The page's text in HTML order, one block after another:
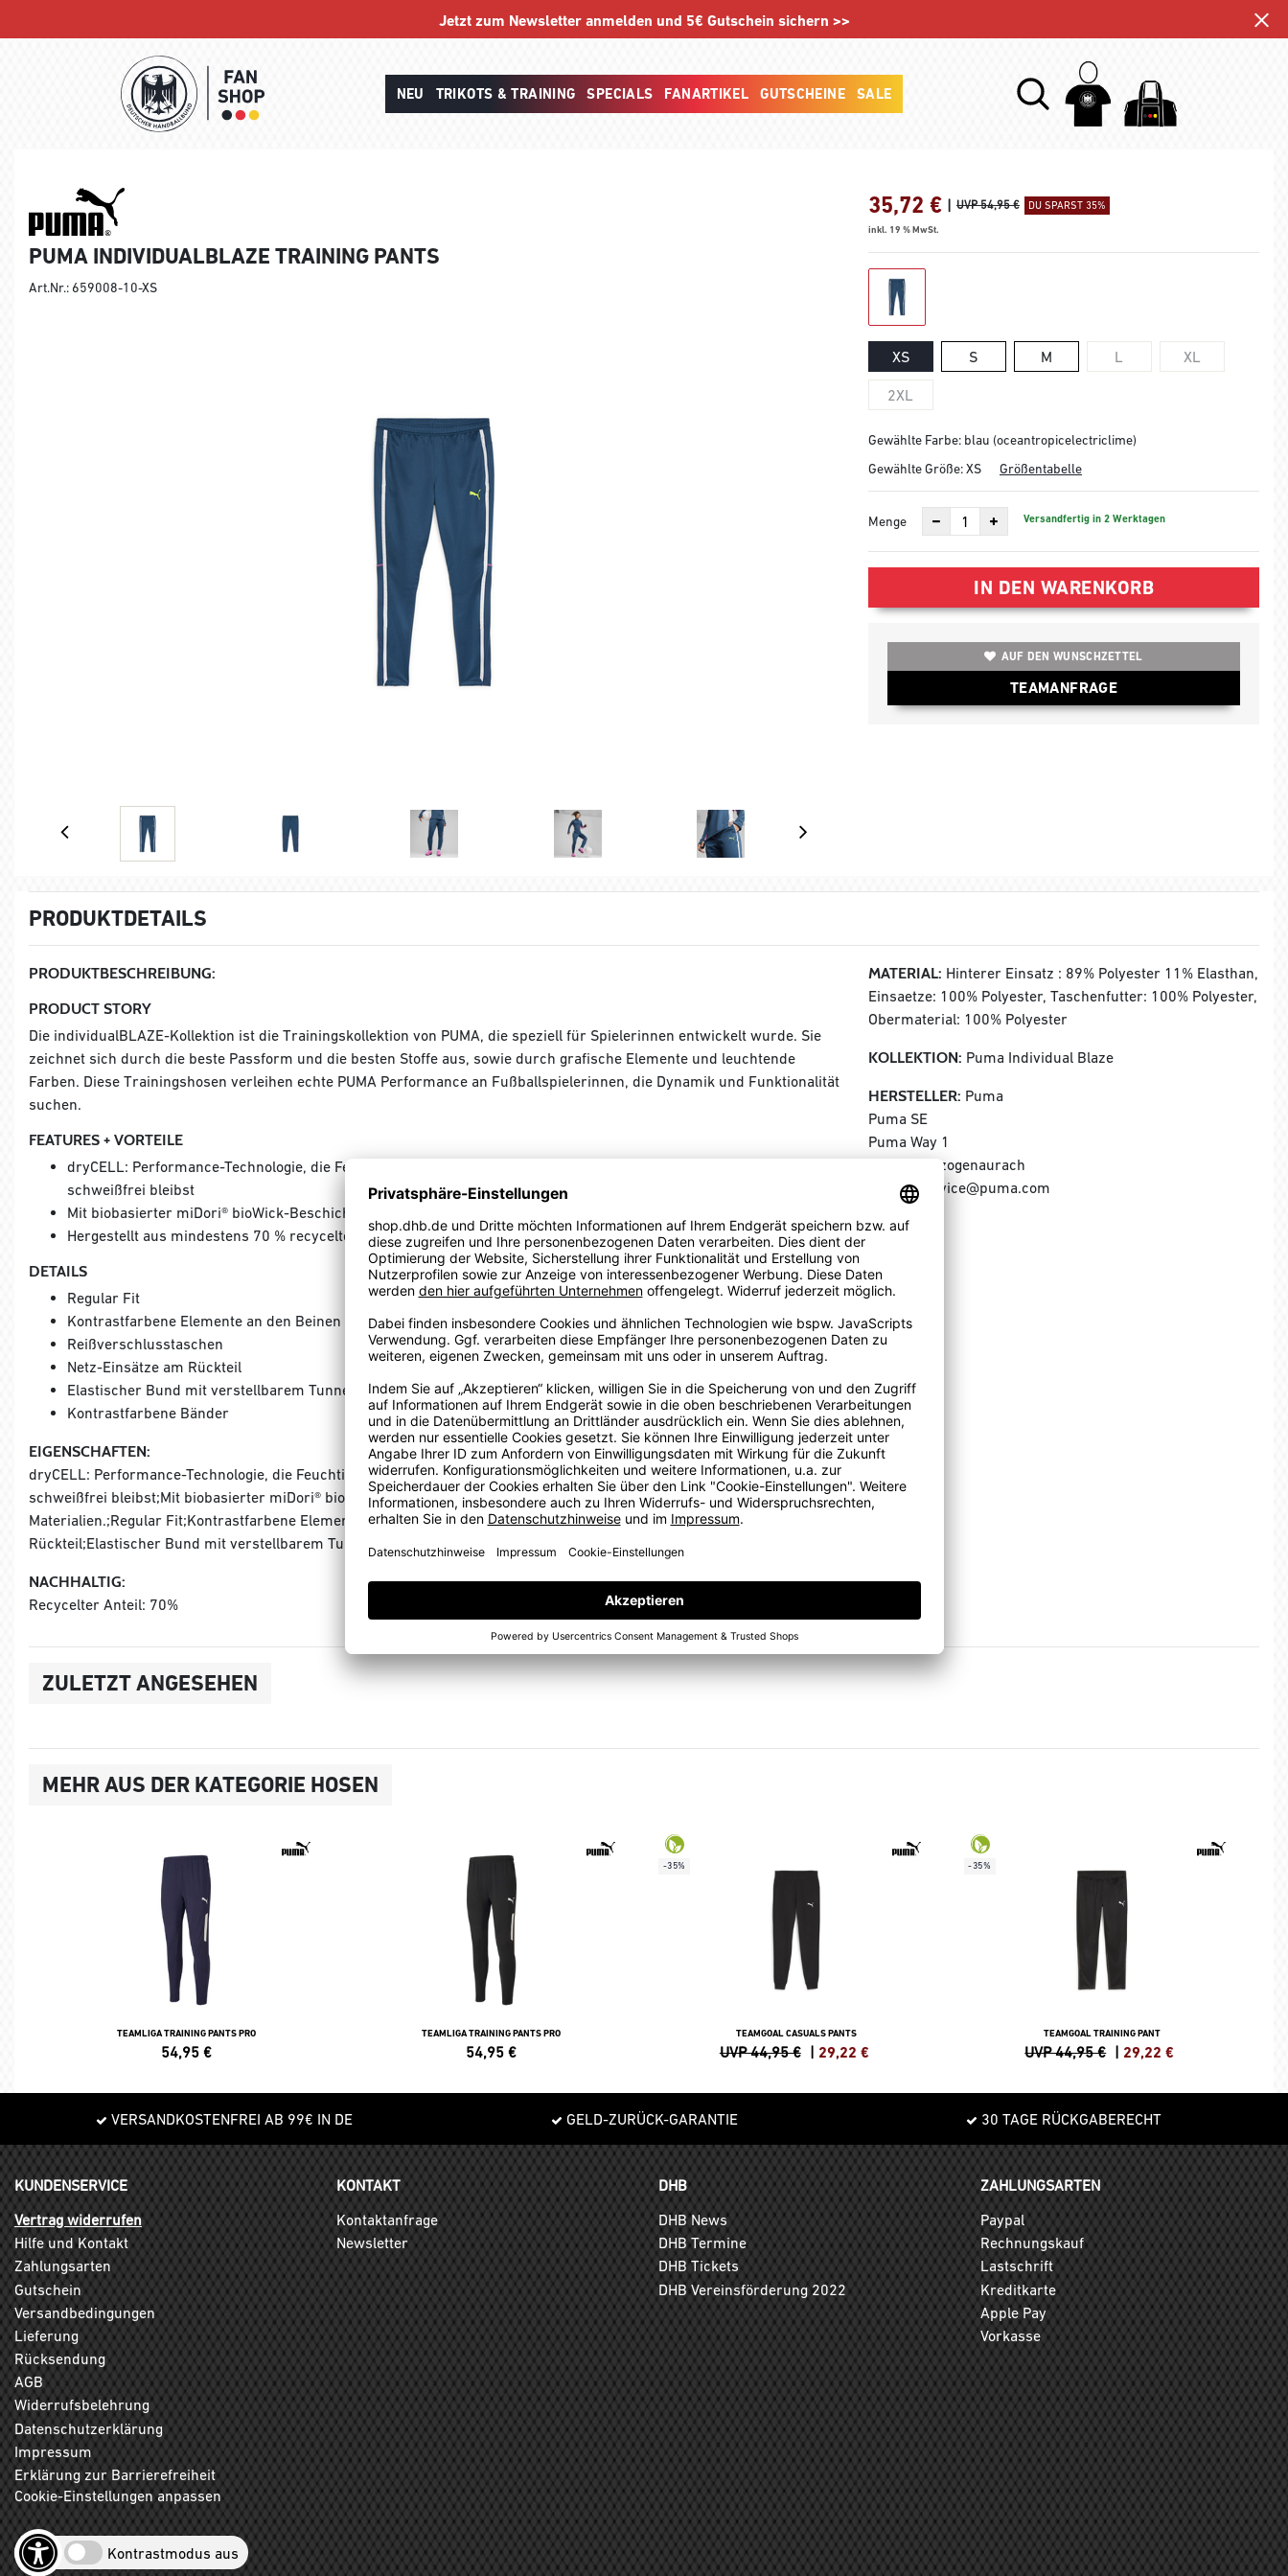
Jetzt zum Newsletter anmelden und 5€ Gutschein sichern >>
NEU TRIKOTS & TRAINING SPECIALS FANARTIKEL GUTSCHEINE SALE
PUMA INDIVIDUALBLAZE TRAINING PANTS
Art.Nr.: 659008-10-XS
35,72 € | UVP 54,95 € DU SPARST 35%
inkl. 19 % MwSt.
XS S M L XL
2XL
Gewählte Farbe: blau (oceantropicelectriclime)
Gewählte Größe:XS Größentabelle
Menge Versandfertig in 2 Werktagen
IN DEN WARENKORB
AUF DEN WUNSCHZETTEL
TEAMANFRAGE
PRODUKTDETAILS
PRODUKTBESCHREIBUNG:
PRODUCT STORY
Die individualBLAZE-Kollektion ist die Trainingskollektion von PUMA, die speziell für Spielerinnen entwickelt wurde. Sie
zeichnet sich durch die beste Passform und die besten Stoffe aus, sowie durch grafische Elemente und leuchtende
Farben. Diese Trainingshosen verleihen echte PUMA Performance an Fußballspielerinnen, die Dynamik und Funktionalität
suchen.
FEATURES + VORTEILE
dryCELL: Performance-Technologie, die Feuchtigkeit vom Körper ableitet und dafür sorgt, dass du beim Training
schweißfrei bleibst
Mit biobasierter miDori® bioWick-Beschichtung.
Hergestellt aus mindestens 70 % recycelten Materialien.
DETAILS
Regular Fit
Kontrastfarbene Elemente an den Beinen
Reißverschlusstaschen
Netz-Einsätze am Rückteil
Elastischer Bund mit verstellbarem Tunnelzug
Kontrastfarbene Bänder
EIGENSCHAFTEN:
dryCELL: Performance-Technologie, die Feuchtigkeit vom Körper ableitet und dafür sorgt, dass du beim Training
schweißfrei bleibst;Mit biobasierter miDori® bioWick-Beschichtung.;Hergestellt aus mindestens 70 % recycelten
Materialien.;Regular Fit;Kontrastfarbene Elemente an den Beinen;Reißverschlusstaschen;Netz-Einsätze am
Rückteil;Elastischer Bund mit verstellbarem Tunnelzug;Kontrastfarbene Bänder
NACHHALTIG:
Recycelter Anteil: 70%
MATERIAL: Hinterer Einsatz : 89% Polyester 11% Elasthan,
Einsaetze: 100% Polyester, Taschenfutter: 100% Polyester,
Obermaterial: 100% Polyester
KOLLEKTION: Puma Individual Blaze
HERSTELLER: Puma
Puma SE
Puma Way 1
91074 Herzogenaurach
E-Mail: service@puma.com
ZULETZT ANGESEHEN
MEHR AUS DER KATEGORIE HOSEN
TEAMLIGA TRAINING PANTS PRO
54,95 €
TEAMLIGA TRAINING PANTS PRO
54,95 €
-35%
TEAMGOAL CASUALS PANTS
UVP 44,95 € | 29,22 €
-35%
TEAMGOAL TRAINING PANT
UVP 44,95 € | 29,22 €
VERSANDKOSTENFREI AB 99€ IN DE GELD-ZURÜCK-GARANTIE 30 TAGE RÜCKGABERECHT
KUNDENSERVICE
Vertrag widerrufen
Hilfe und Kontakt
Zahlungsarten
Gutschein
Versandbedingungen
Lieferung
Rücksendung
AGB
Widerrufsbelehrung
Datenschutzerklärung
Impressum
Erklärung zur Barrierefreiheit
Cookie-Einstellungen anpassen
Kontrastmodus aus
KONTAKT
Kontaktanfrage
Newsletter
DHB
DHB News
DHB Termine
DHB Tickets
DHB Vereinsförderung 2022
ZAHLUNGSARTEN
Paypal
Rechnungskauf
Lastschrift
Kreditkarte
Apple Pay
Vorkasse